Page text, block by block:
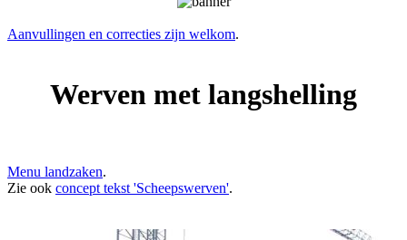
Aanvullingen en correcties zijn welkom.
Werven met langshelling
Menu landzaken.
Zie ook concept tekst 'Scheepswerven'.